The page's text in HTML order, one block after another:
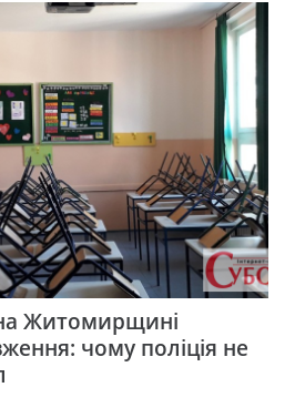
Житомирщині
чому поліція не